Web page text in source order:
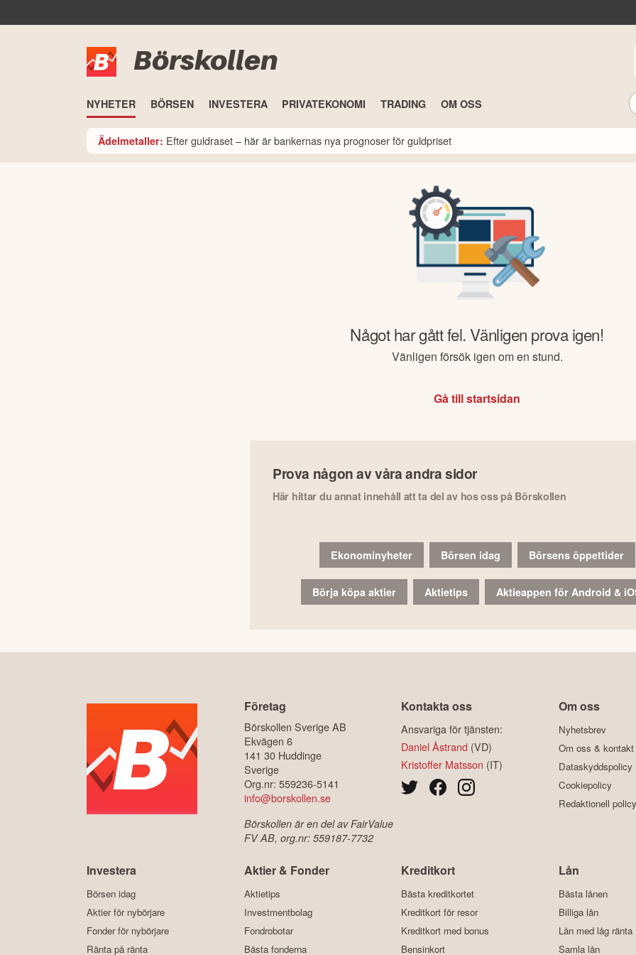
Börskollen
NYHETER BÖRSEN INVESTERA PRIVATEKONOMI TRADING OM OSS
Ädelmetaller: Efter guldraset – här är bankernas nya prognoser för guldpriset
Något har gått fel. Vänligen prova igen!
Vänligen försök igen om en stund.
Gå till startsidan
Prova någon av våra andra sidor
Här hittar du annat innehåll att ta del av hos oss på Börskollen
Ekonominyheter Börsen idag Börsens öppettider
Börja köpa aktier Aktietips Aktieappen för Android &
Företag
Börskollen Sverige AB
Ekvägen 6
141 30 Huddinge
Sverige
Org.nr: 559236-5141
info@borskollen.se
Börskollen är en del av FairValue
FV AB, org.nr: 559187-7732
Kontakta oss
Ansvariga för tjänsten:
Daniel Åstrand (VD)
Kristoffer Matsson (IT)
Om oss
Nyhetsbrev
Om oss & kontakt
Dataskyddspolicy
Cookiepolicy
Redaktionell policy
Investera
Börsen idag
Aktier för nybörjare
Fonder för nybörjare
Ränta på ränta
Aktier & Fonder
Aktietips
Investmentbolag
Fondrobotar
Bästa fonderna
Kreditkort
Bästa kreditkortet
Kreditkort för resor
Kreditkort med bonus
Bensinkort
Lån
Bästa lånen
Billiga lån
Lån med låg ränta
Samla lån